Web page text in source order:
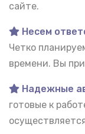
сайте.
Несем
Четко
времени. Вы
Надежные
готовые к